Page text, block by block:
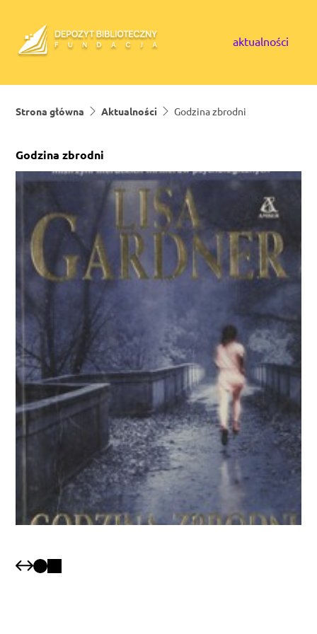
aktualności
Strona główna Aktualności Godzina zbrodni
Godzina zbrodni